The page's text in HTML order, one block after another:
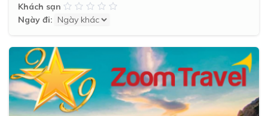
Khách sạn
Ngày đi: